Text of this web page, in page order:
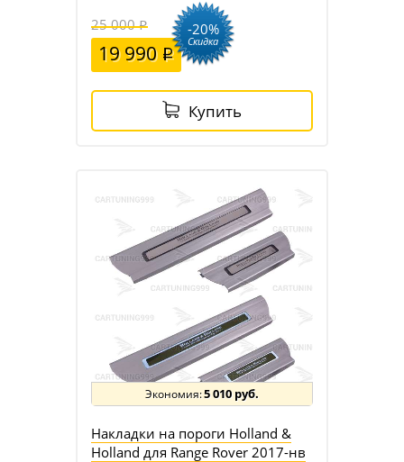
25 000
19 990
-20%
Скидка
Купить
5 010 руб.
Накладки на пороги Holland &
Holland для Range Rover 2017-нв